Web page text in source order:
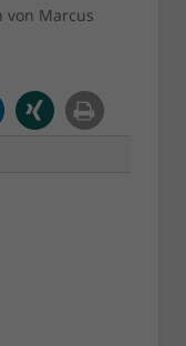
von Marcus